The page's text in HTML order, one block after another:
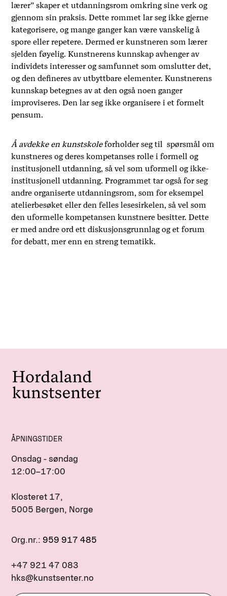
lærer” skaper et utdanningsrom omkring sine verk og
gjennom sin praksis. Dette rommet lar seg ikke gjerne
kategorisere, og mange ganger kan være vanskelig å
spore eller repetere. Dermed er kunstneren som lærer
sjelden føyelig. Kunstnerens kunnskap avhenger av
individets interesser og samfunnet som omslutter det,
og den defineres av utbyttbare elementer. Kunstnerens
kunnskap betegnes av at den også noen ganger
improviseres. Den lar seg ikke organisere i et formelt
pensum.
Å avdekke en kunstskoleforholder seg til spørsmål om
kunstneres og deres kompetanses rolle i formell og
institusjonell utdanning, så vel som uformell og ikke-
institusjonell utdanning. Programmet tar også for seg
andre organiserte utdanningsrom, som for eksempel
atelierbesøket eller den felles lesesirkelen, så vel som
den uformelle kompetansen kunstnere besitter. Dette
er med andre ord ett diskusjonsgrunnlag og et forum
for debatt, mer enn en streng tematikk.
ÅPNINGSTIDER
Onsdag - søndag
12:00–17:00
Klosteret 17,
5005 Bergen, Norge
Org.nr.: 959 917 485
+47 921 47 083
hks@kunstsenter.no